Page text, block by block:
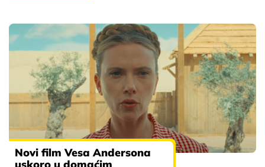
Novi film Vesa Andersona